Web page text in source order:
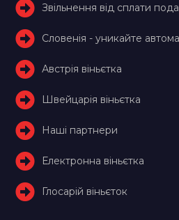
Звільнення від сплати
Словенія - уникайте
Австрія віньєтка
Швейцарія віньєтка
Наші партнери
Електронна віньєтка
Глосарій віньєток